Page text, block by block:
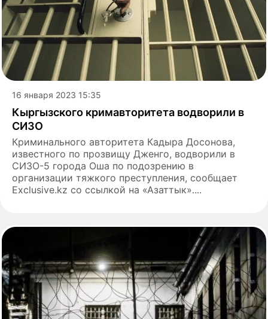
16 января 2023 15:35
Кыргызского кримавторитета водворили в
СИЗО
Криминального авторитета Кадыра Досонова,
известного по прозвищу Дженго, водворили в
СИЗО-5 города Оша по подозрению в
организации тяжкого преступления, сообщает
Exclusive.kz со ссылкой на «Азаттык»....